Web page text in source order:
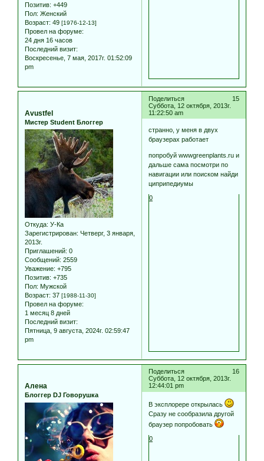
Позитив: +449
Пол: Женский
Возраст: 49 [1976-12-13]
Провел на форуме:
24 дня 16 часов
Последний визит:
Воскресенье, 7 мая, 2017г. 01:52:09
pm
Поделиться
15
Суббота, 12 октября, 2013г.
11:22:50 am
Avustfel
Мистер Student Блоггер
Откуда: У-Ка
Зарегистрирован: Четверг, 3 января,
2013г.
Приглашений: 0
Сообщений: 2559
Уважение: +795
Позитив: +735
Пол: Мужской
Возраст: 37 [1988-11-30]
Провел на форуме:
1 месяц 8 дней
Последний визит:
Пятница, 9 августа, 2024г. 02:59:47
pm
странно, у меня в двух
браузерах работает
попробуй wwwgreenplants.ru и
дальше сама посмотри по
навигации или поиском найди
циприпедиумы
0
Поделиться
16
Суббота, 12 октября, 2013г.
12:44:01 pm
Алена
Блоггер DJ Говорушка
В эксплорере открылась
Сразу не сообразила другой
браузер попробовать
0